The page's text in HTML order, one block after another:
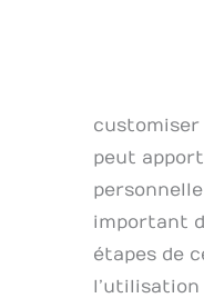
customiser
peut
important
étapes de